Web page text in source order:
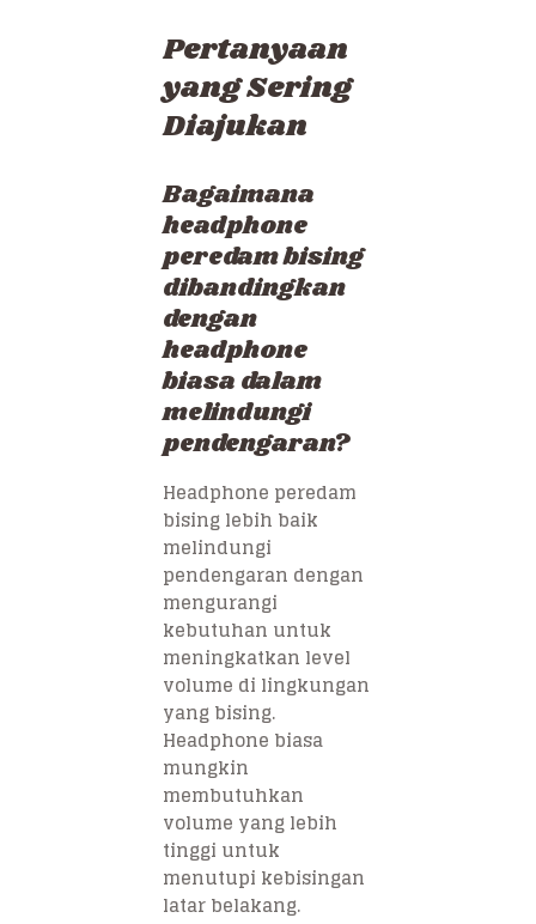
Pertanyaan
yang Sering
Diajukan
Bagaimana
headphone
peredam bising
dibandingkan
dengan
headphone
biasa dalam
melindungi
pendengaran?
Headphone peredam
bising lebih baik
melindungi
pendengaran dengan
mengurangi
kebutuhan untuk
meningkatkan level
volume di lingkungan
yang bising.
Headphone biasa
mungkin
membutuhkan
volume yang lebih
tinggi untuk
menutupi kebisingan
latar belakang.